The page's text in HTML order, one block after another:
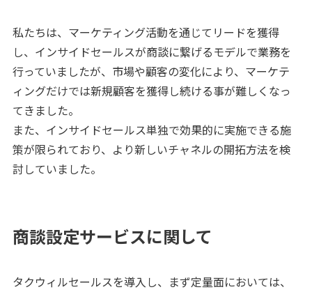
私たちは、マーケティング活動を通じてリードを獲得
し、インサイドセールスが商談に繋げるモデルで業務を
行っていましたが、市場や顧客の変化により、マーケテ
ィングだけでは新規顧客を獲得し続ける事が難しくなっ
てきました。
また、インサイドセールス単独で効果的に実施できる施
策が限られており、より新しいチャネルの開拓方法を検
討していました。
商談設定サービスに関して
タクウィルセールスを導入し、まず定量面においては、